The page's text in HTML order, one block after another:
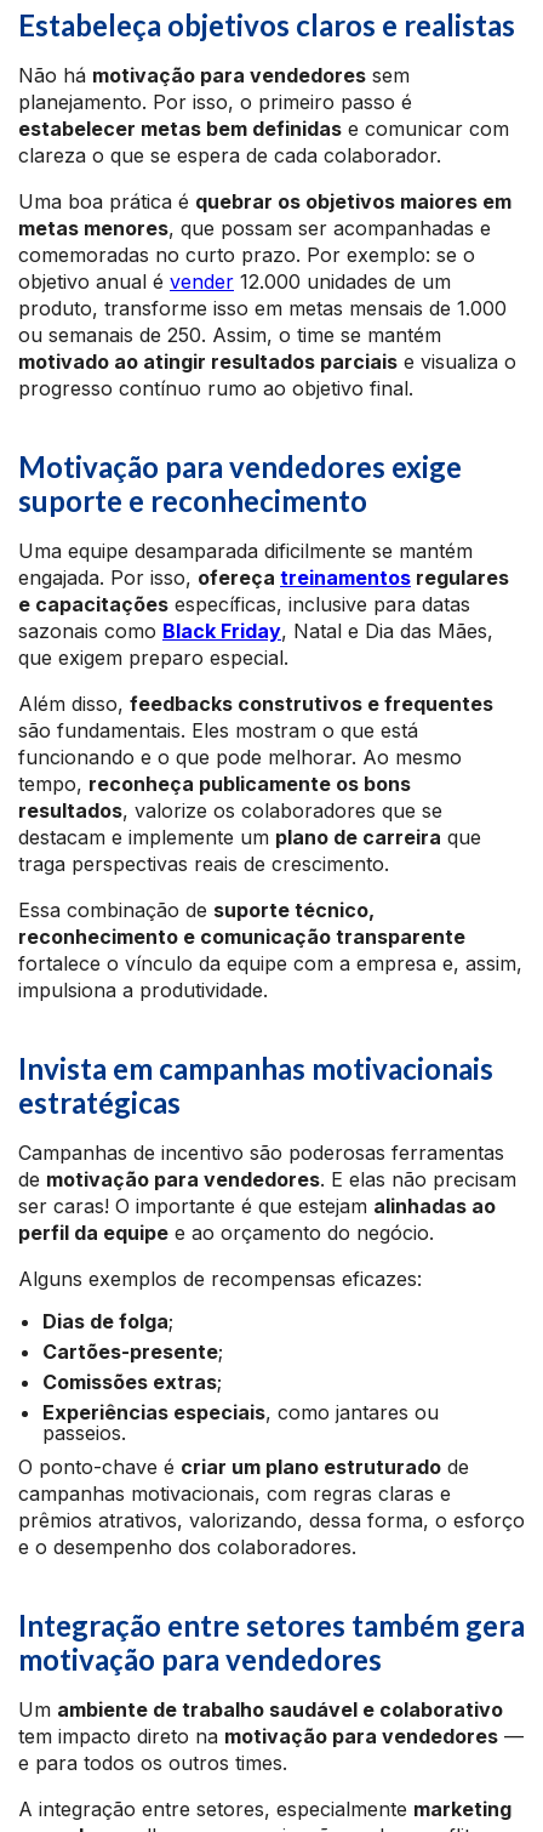
Estabeleça objetivos claros e realistas
Não há motivação para vendedores sem
planejamento. Por isso, o primeiro passo é
estabelecer metas bem definidas e comunicar com
clareza o que se espera de cada colaborador.
Uma boa prática é quebrar os objetivos maiores em
metas menores, que possam ser acompanhadas e
comemoradas no curto prazo. Por exemplo: se o
objetivo anual é vender 12.000 unidades de um
produto, transforme isso em metas mensais de 1.000
ou semanais de 250. Assim, o time se mantém
motivado ao atingir resultados parciais e visualiza o
progresso contínuo rumo ao objetivo final.
Motivação para vendedores exige
suporte e reconhecimento
Uma equipe desamparada dificilmente se mantém
engajada. Por isso, ofereça treinamentos regulares
e capacitações específicas, inclusive para datas
sazonais como Black Friday, Natal e Dia das Mães,
que exigem preparo especial.
Além disso, feedbacks construtivos e frequentes
são fundamentais. Eles mostram o que está
funcionando e o que pode melhorar. Ao mesmo
tempo, reconheça publicamente os bons
resultados, valorize os colaboradores que se
destacam e implemente um plano de carreira que
traga perspectivas reais de crescimento.
Essa combinação de suporte técnico,
reconhecimento e comunicação transparente
fortalece o vínculo da equipe com a empresa e, assim,
impulsiona a produtividade.
Invista em campanhas motivacionais
estratégicas
Campanhas de incentivo são poderosas ferramentas
de motivação para vendedores. E elas não precisam
ser caras! O importante é que estejam alinhadas ao
perfil da equipe e ao orçamento do negócio.
Alguns exemplos de recompensas eficazes:
Dias de folga;
Cartões-presente;
Comissões extras;
Experiências especiais, como jantares ou
passeios.
O ponto-chave é criar um plano estruturado de
campanhas motivacionais, com regras claras e
prêmios atrativos, valorizando, dessa forma, o esforço
e o desempenho dos colaboradores.
Integração entre setores também gera
motivação para vendedores
Um ambiente de trabalho saudável e colaborativo
tem impacto direto na motivação para vendedores —
e para todos os outros times.
A integração entre setores, especialmente marketing